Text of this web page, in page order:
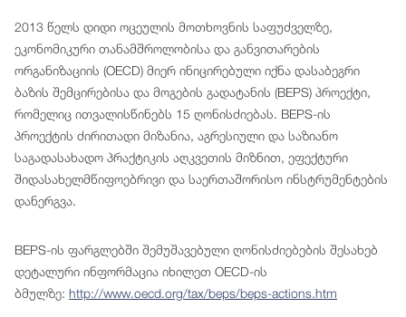
2013 წელს დიდი ოცეულის მოთხოვნის საფუძველზე,
ეკონომიკური თანამშროლობისა და განვითარების
ორგანიზაციის (OECD) მიერ ინიცირებული იქნა დასაბეგრი
ბაზის შემცირებისა და მოგების გადატანის (BEPS) პროექტი,
რომელიც ითვალისწინებს 15 ღონისძიებას. BEPS-ის
პროექტის ძირითადი მიზანია, აგრესიული და საზიანო
საგადასახადო პრაქტიკის აღკვეთის მიზნით, ეფექტური
შიდასახელმწიფოებრივი და საერთაშორისო ინსტრუმენტების
დანერგვა.
BEPS-ის ფარგლებში შემუშავებული ღონისძიებების შესახებ
დეტალური ინფორმაცია იხილეთ OECD-ის
ბმულზე: http://www.oecd.org/tax/beps/beps-actions.htm